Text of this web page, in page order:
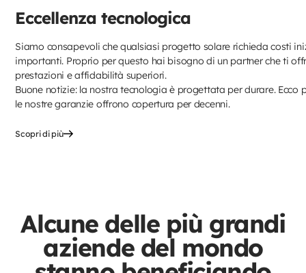
Eccellenza tecnologica
Siamo consapevoli che qualsiasi progetto solare richieda costi
importanti. Proprio per questo hai bisogno di un partner che ti
prestazioni e affidabilità superiori.
Buone notizie: la nostra tecnologia è progettata per durare. Ecco
le nostre garanzie offrono copertura per decenni.
Scopri di più
Alcune delle più grandi
aziende del mondo